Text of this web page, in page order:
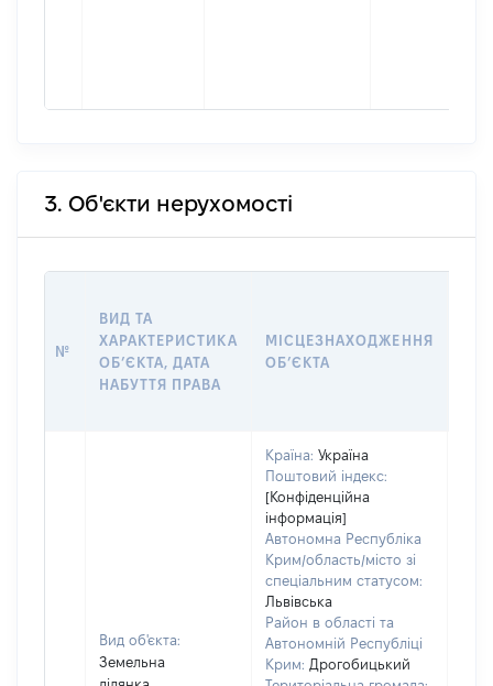
3. Об'єкти нерухомості
№
ВИД ТА
ХАРАКТЕРИСТИКА
ОБʼЄКТА, ДАТА
НАБУТТЯ ПРАВА
МІСЦЕЗНАХОДЖЕННЯ
ОБʼЄКТА
Вид об'єкта:
Земельна
Країна: Україна
Поштовий індекс:
[Конфіденційна
інформація]
Автономна Республіка
Крим/область/місто зі
спеціальним статусом:
Львівська
Район в області та
Автономній Республіці
Крим: Дрогобицький